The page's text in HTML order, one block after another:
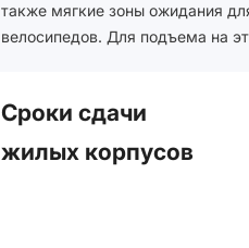
также мягкие зоны ожидания
велосипедов. Для подъема на
Сроки сдачи
жилых корпусов